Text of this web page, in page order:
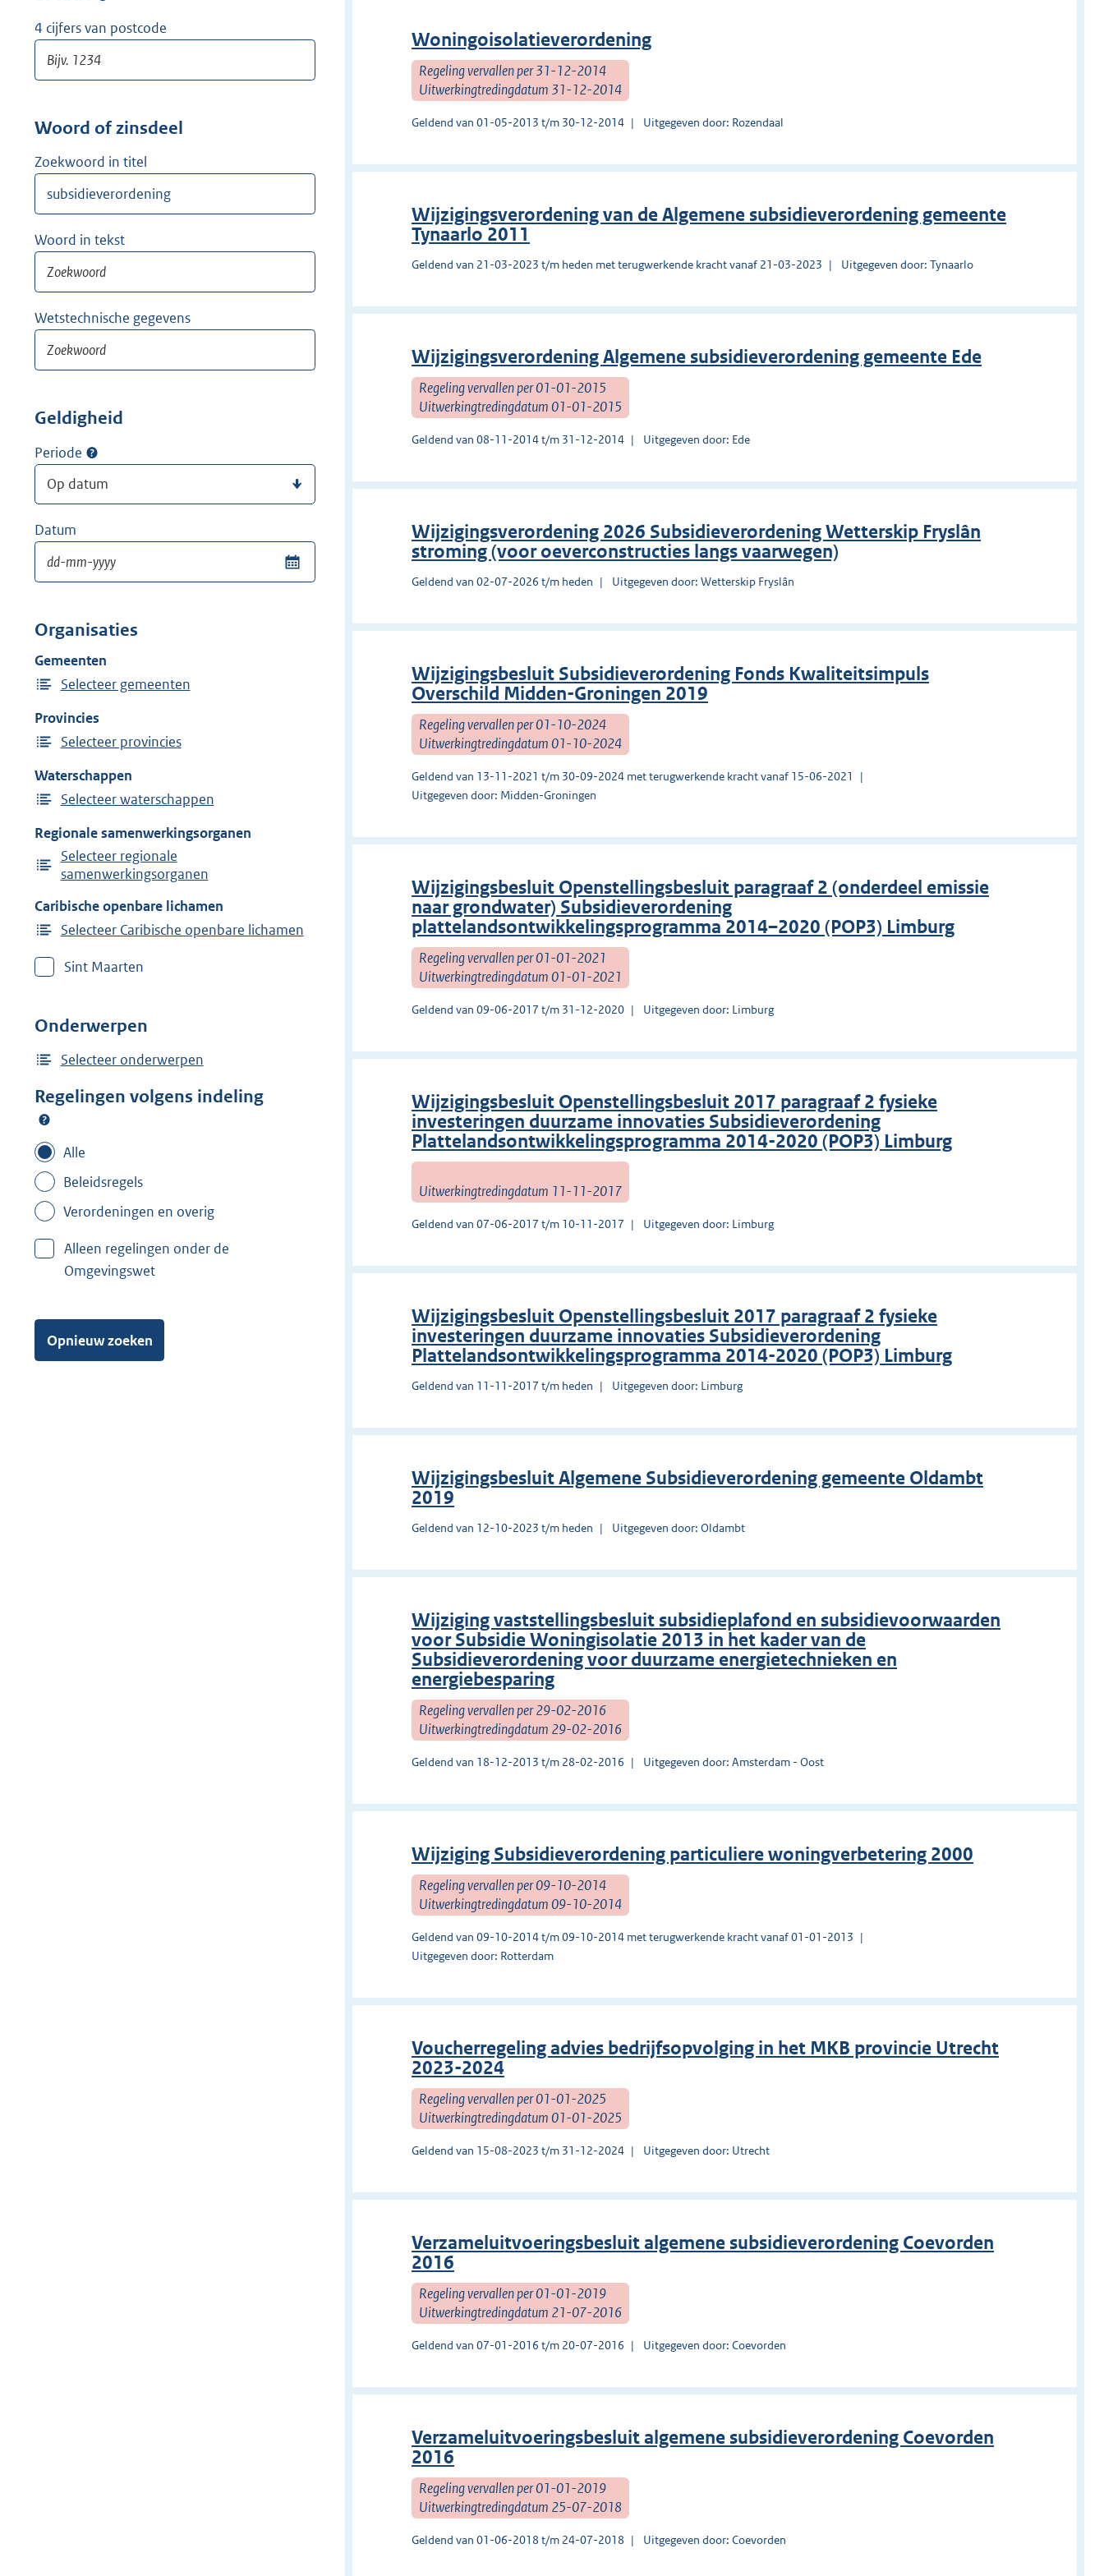
4 cijfers van postcode
Woord of zinsdeel
Zoekwoord in titel
Woord in tekst
Wetstechnische gegevens
Geldigheid
Periode
Datum
Organisaties
Gemeenten
Selecteer gemeenten
Provincies
Selecteer provincies
Waterschappen
Selecteer waterschappen
Regionale samenwerkingsorganen
Selecteer regionale
samenwerkingsorganen
Caribische openbare lichamen
Selecteer Caribische openbare lichamen
Sint Maarten
Onderwerpen
Selecteer onderwerpen
Regelingen volgens indeling
Alle
Beleidsregels
Verordeningen en overig
Alleen regelingen onder de
Omgevingswet
Opnieuw zoeken
Woningoisolatieverordening
Regeling vervallen per 31-12-2014
Uitwerkingtredingdatum 31-12-2014
Geldend van 01-05-2013 t/m 30-12-2014 Uitgegeven door: Rozendaal
Wijzigingsverordening van de Algemene subsidieverordening gemeente
Tynaarlo 2011
Geldend van 21-03-2023 t/m heden met terugwerkende kracht vanaf 21-03-2023 Uitgegeven door: Tynaarlo
Wijzigingsverordening Algemene subsidieverordening gemeente Ede
Regeling vervallen per 01-01-2015
Uitwerkingtredingdatum 01-01-2015
Geldend van 08-11-2014 t/m 31-12-2014 Uitgegeven door: Ede
Wijzigingsverordening 2026 Subsidieverordening Wetterskip Fryslân
stroming (voor oeverconstructies langs vaarwegen)
Geldend van 02-07-2026 t/m heden Uitgegeven door: Wetterskip Fryslân
Wijzigingsbesluit Subsidieverordening Fonds Kwaliteitsimpuls
Overschild Midden-Groningen 2019
Regeling vervallen per 01-10-2024
Uitwerkingtredingdatum 01-10-2024
Geldend van 13-11-2021 t/m 30-09-2024 met terugwerkende kracht vanaf 15-06-2021
Uitgegeven door: Midden-Groningen
Wijzigingsbesluit Openstellingsbesluit paragraaf 2 (onderdeel emissie
naar grondwater) Subsidieverordening
plattelandsontwikkelingsprogramma 2014–2020 (POP3) Limburg
Regeling vervallen per 01-01-2021
Uitwerkingtredingdatum 01-01-2021
Geldend van 09-06-2017 t/m 31-12-2020 Uitgegeven door: Limburg
Wijzigingsbesluit Openstellingsbesluit 2017 paragraaf 2 fysieke
investeringen duurzame innovaties Subsidieverordening
Plattelandsontwikkelingsprogramma 2014-2020 (POP3) Limburg
Uitwerkingtredingdatum 11-11-2017
Geldend van 07-06-2017 t/m 10-11-2017 Uitgegeven door: Limburg
Wijzigingsbesluit Openstellingsbesluit 2017 paragraaf 2 fysieke
investeringen duurzame innovaties Subsidieverordening
Plattelandsontwikkelingsprogramma 2014-2020 (POP3) Limburg
Geldend van 11-11-2017 t/m heden Uitgegeven door: Limburg
Wijzigingsbesluit Algemene Subsidieverordening gemeente Oldambt
2019
Geldend van 12-10-2023 t/m heden Uitgegeven door: Oldambt
Wijziging vaststellingsbesluit subsidieplafond en subsidievoorwaarden
voor Subsidie Woningisolatie 2013 in het kader van de
Subsidieverordening voor duurzame energietechnieken en
energiebesparing
Regeling vervallen per 29-02-2016
Uitwerkingtredingdatum 29-02-2016
Geldend van 18-12-2013 t/m 28-02-2016 Uitgegeven door: Amsterdam - Oost
Wijziging Subsidieverordening particuliere woningverbetering 2000
Regeling vervallen per 09-10-2014
Uitwerkingtredingdatum 09-10-2014
Geldend van 09-10-2014 t/m 09-10-2014 met terugwerkende kracht vanaf 01-01-2013
Uitgegeven door: Rotterdam
Voucherregeling advies bedrijfsopvolging in het MKB provincie Utrecht
2023-2024
Regeling vervallen per 01-01-2025
Uitwerkingtredingdatum 01-01-2025
Geldend van 15-08-2023 t/m 31-12-2024 Uitgegeven door: Utrecht
Verzameluitvoeringsbesluit algemene subsidieverordening Coevorden
2016
Regeling vervallen per 01-01-2019
Uitwerkingtredingdatum 21-07-2016
Geldend van 07-01-2016 t/m 20-07-2016 Uitgegeven door: Coevorden
Verzameluitvoeringsbesluit algemene subsidieverordening Coevorden
2016
Regeling vervallen per 01-01-2019
Uitwerkingtredingdatum 25-07-2018
Geldend van 01-06-2018 t/m 24-07-2018 Uitgegeven door: Coevorden